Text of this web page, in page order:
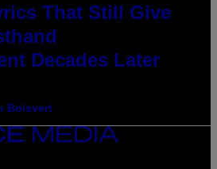
That Still Give
Decades Later
Boisvert